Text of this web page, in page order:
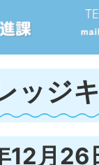
ッジ
12月